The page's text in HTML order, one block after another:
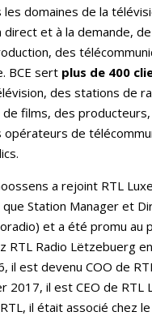
les domaines de la
direct et à la demande,
des
BCE sert plus de 400
des stations de
films, des
opérateurs de
a rejoint RTL
Station Manager et
et a été promu au
RTL Radio Lëtzebuerg
il est devenu COO de
2017, il est CEO de RTL
il était associé chez